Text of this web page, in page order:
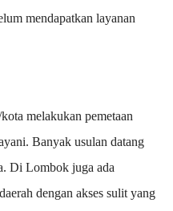
mendapatkan layanan
melakukan pemetaan
Banyak usulan datang
Di Lombok juga ada
dengan akses sulit yang